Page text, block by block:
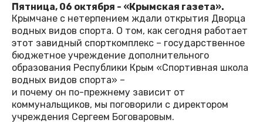
Пятница, 06 октября - «Крымская газета».
Крымчане с нетерпением ждали открытия Дворца
водных видов спорта. О том, как сегодня работает
этот завидный спорткомплекс – государственное
бюджетное учреждение дополнительного
образования Республики Крым «Спортивная школа
водных видов спорта» –
и почему он по-прежнему зависит от
коммунальщиков, мы поговорили с директором
учреждения Сергеем Боговаровым.